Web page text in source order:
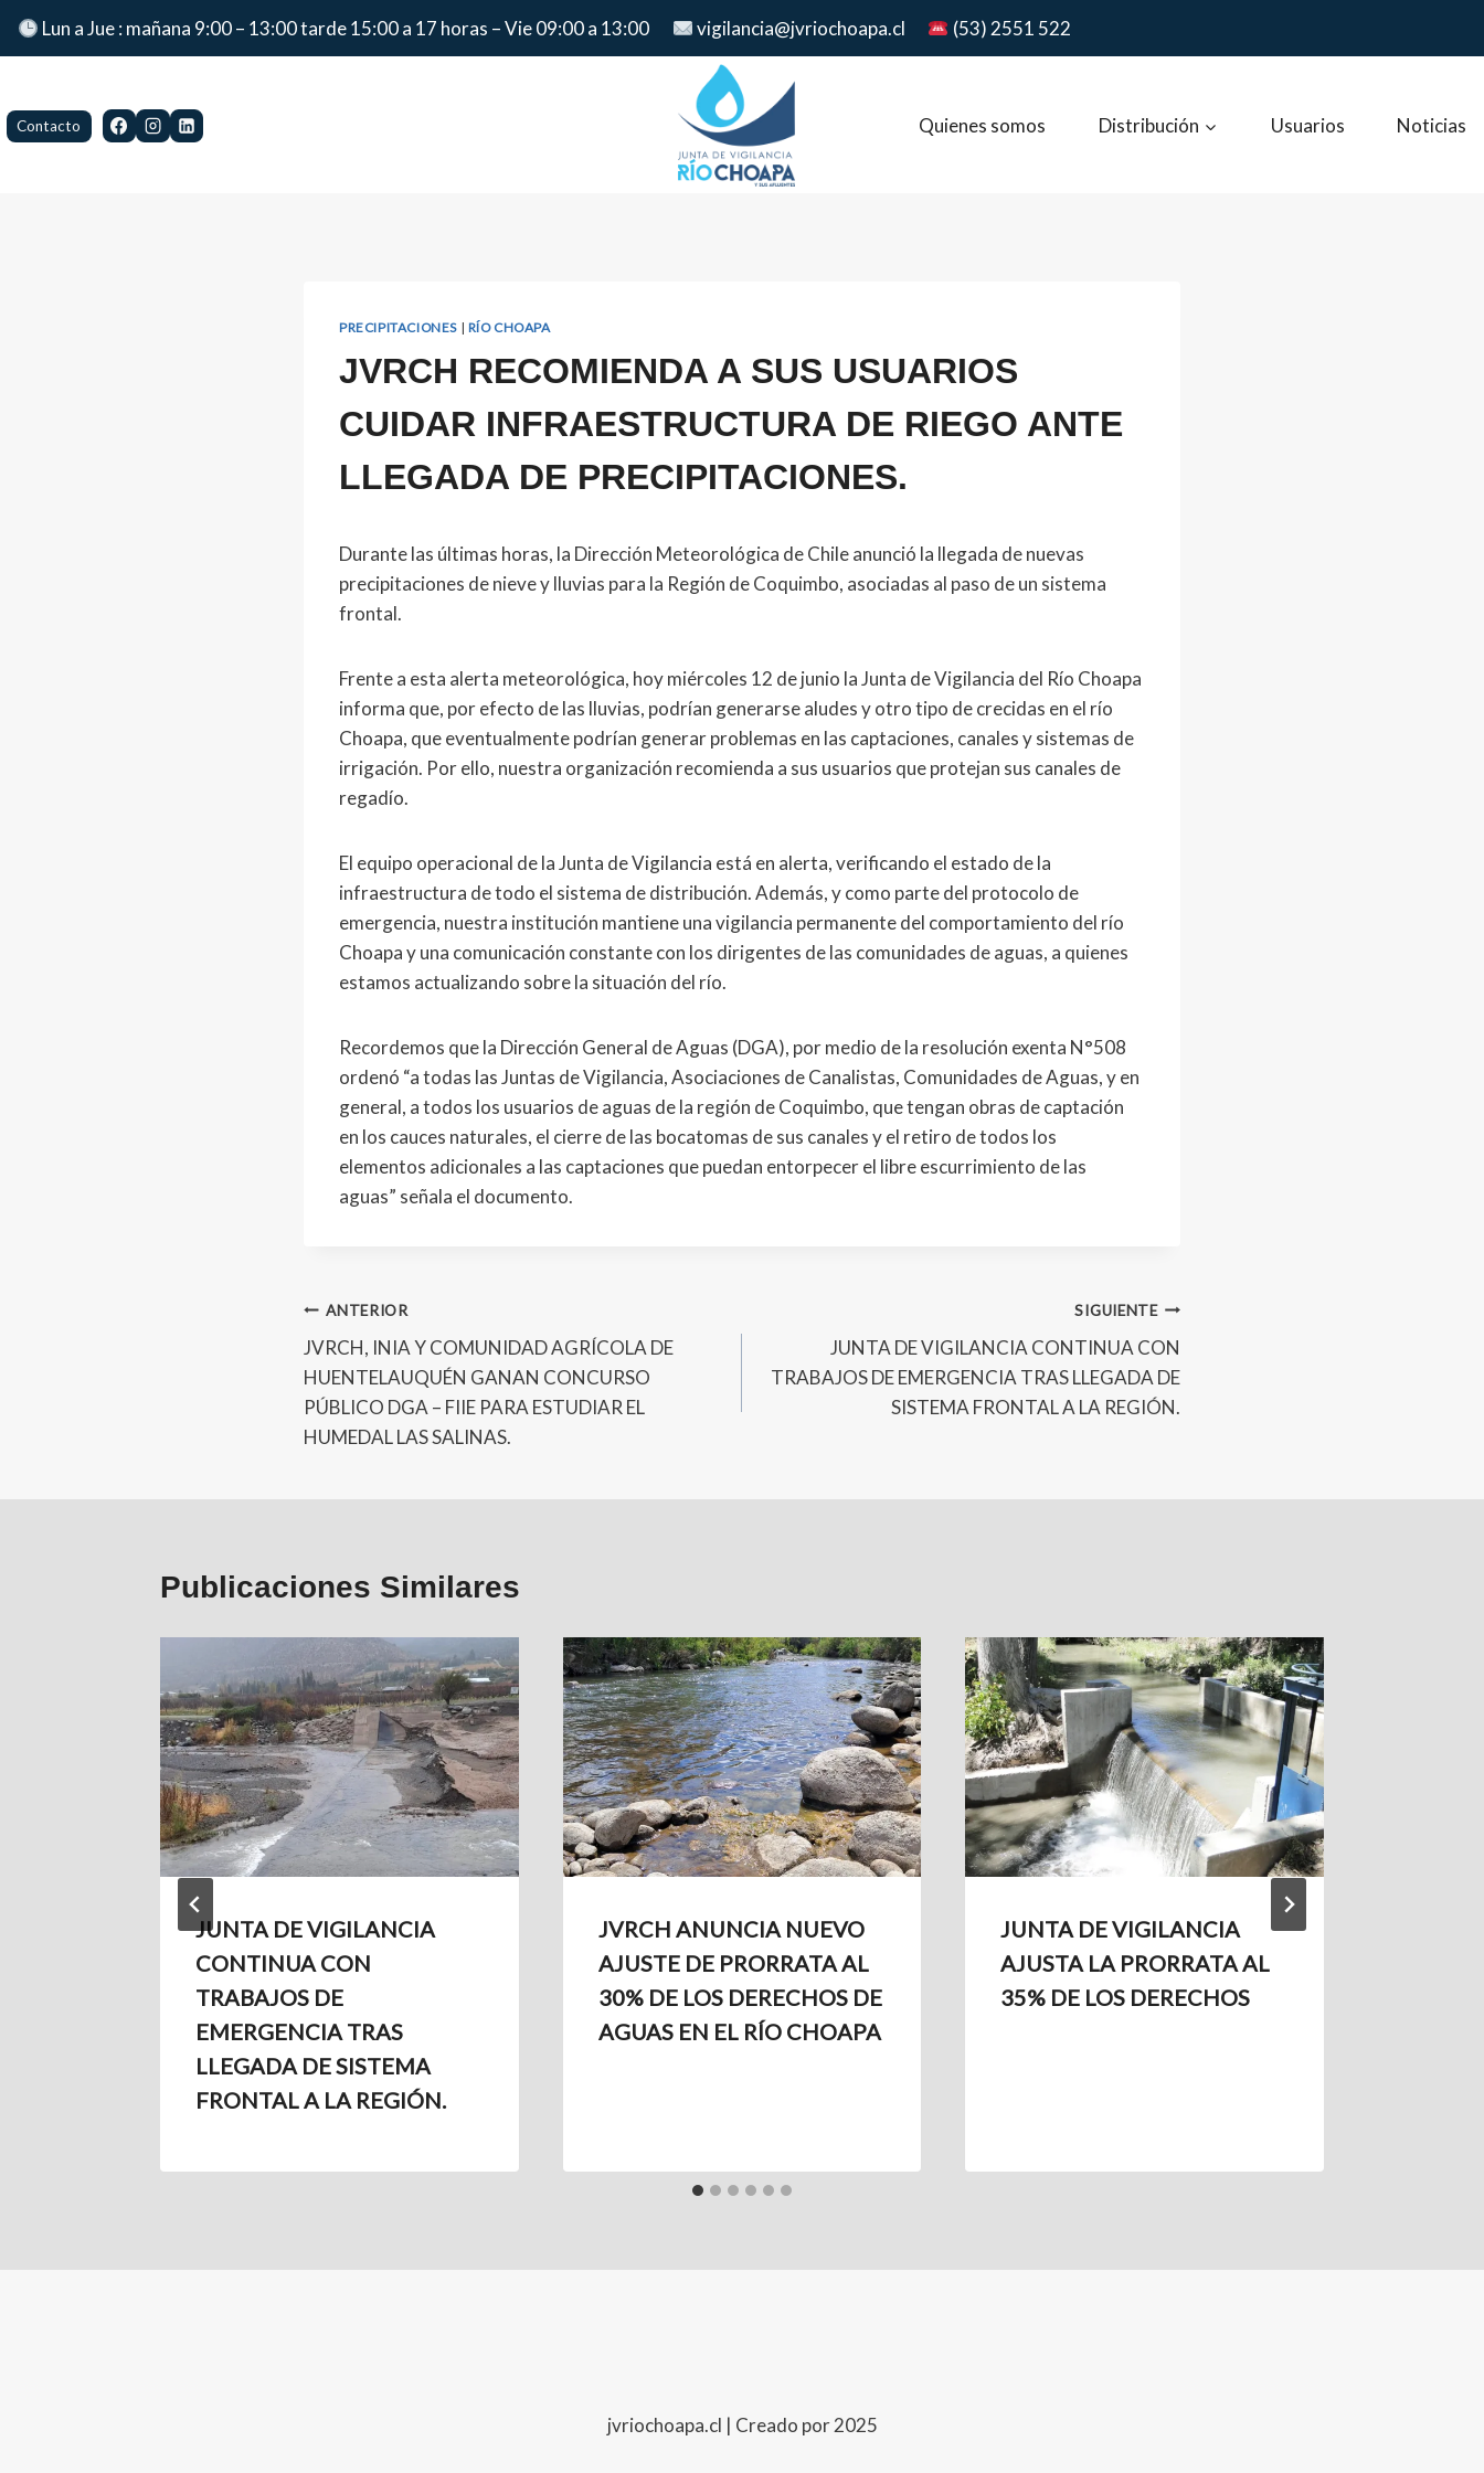
Lun a Jue : mañana 9:00 – 13:00 tarde 15:00 a 17 horas – Vie 09:00 a 13:00 vigilancia@jvriochoapa.cl (53) 2551 522
Contacto Quienes somos Distribución Usuarios Noticias
PRECIPITACIONES| RÍO CHOAPA
JVRCH RECOMIENDA A SUS USUARIOS
CUIDAR INFRAESTRUCTURA DE RIEGO ANTE
LLEGADA DE PRECIPITACIONES.
Durante las últimas horas, la Dirección Meteorológica de Chile anunció la llegada de nuevas
precipitaciones de nieve y lluvias para la Región de Coquimbo, asociadas al paso de un sistema
frontal.
Frente a esta alerta meteorológica, hoy miércoles 12 de junio la Junta de Vigilancia del Río Choapa
informa que, por efecto de las lluvias, podrían generarse aludes y otrotipo de crecidas en el río
Choapa, que eventualmente podrían generar problemas en las captaciones, canales y sistemas de
irrigación. Por ello, nuestra organización recomienda a sus usuarios que protejan sus canales de
regadío.
El equipo operacional de la Junta de Vigilancia está en alerta, verificando el estado de la
infraestructura de todo el sistema de distribución. Además, y como parte del protocolo de
emergencia, nuestra institución mantiene una vigilancia permanente del comportamiento del río
Choapa y una comunicación constante con los dirigentes de las comunidades de aguas, a quienes
estamos actualizando sobre la situación del río.
Recordemos que la Dirección General de Aguas (DGA), por medio de la resolución exenta N°508
ordenó “a todas las Juntas de Vigilancia, Asociaciones de Canalistas, Comunidades de Aguas, y en
general, a todos los usuarios de aguas de la región de Coquimbo, que tengan obras de captación
en los cauces naturales, el cierre de las bocatomas de sus canales y el retiro de todos los
elementos adicionales a las captaciones que puedan entorpecer el libre escurrimiento de las
aguas” señala el documento.
ANTERIOR
JVRCH, INIA Y COMUNIDAD AGRÍCOLA DE
HUENTELAUQUÉN GANAN CONCURSO
PÚBLICO DGA – FIIE PARA ESTUDIAR EL
HUMEDAL LAS SALINAS.
SIGUIENTE
JUNTA DE VIGILANCIA CONTINUA CON
TRABAJOS DE EMERGENCIA TRAS LLEGADA DE
SISTEMA FRONTAL A LA REGIÓN.
Publicaciones Similares
JUNTA DE VIGILANCIA
CONTINUA CON
TRABAJOS DE
EMERGENCIA TRAS
LLEGADA DE SISTEMA
FRONTAL A LA REGIÓN.
JVRCH ANUNCIA NUEVO
AJUSTE DE PRORRATA AL
30% DE LOS DERECHOS DE
AGUAS EN EL RÍO CHOAPA
JUNTA DE VIGILANCIA
AJUSTA LA PRORRATA AL
35% DE LOS DERECHOS
jvriochoapa.cl | Creado por 2025